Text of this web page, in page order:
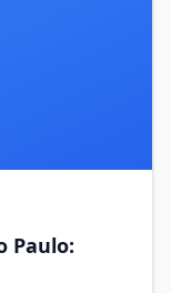
Paulo: